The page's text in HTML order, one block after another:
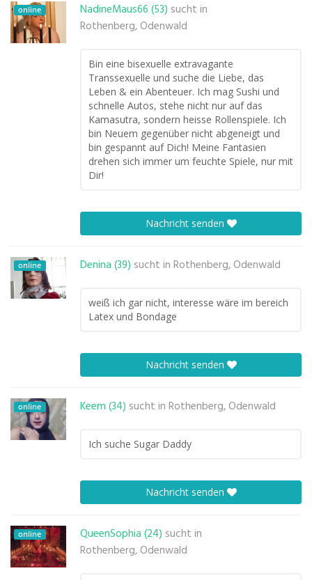
online NadineMaus66 (53) sucht in
Rothenberg, Odenwald
Bin eine bisexuelle extravagante
Transsexuelle und suche die Liebe, das
Leben & ein Abenteuer. Ich mag Sushi und
schnelle Autos, stehe nicht nur auf das
Kamasutra, sondern heisse Rollenspiele. Ich
bin Neuem gegenüber nicht abgeneigt und
bin gespannt auf Dich! Meine Fantasien
drehen sich immer um feuchte Spiele, nur mit
Dir!
Nachricht senden
online Denina (39) sucht in Rothenberg, Odenwald
weiß ich gar nicht, interesse wäre im bereich
Latex und Bondage
Nachricht senden
online Keem (34) sucht in Rothenberg, Odenwald
Ich suche Sugar Daddy
Nachricht senden
online QueenSophia (24) sucht in
Rothenberg, Odenwald